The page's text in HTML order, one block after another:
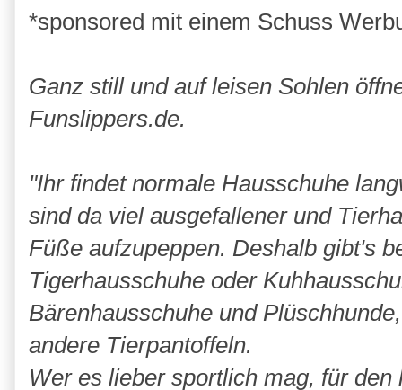
*sponsored mit einem Schuss
Ganz still und auf leisen Sohlen
Funslippers.de.
"Ihr findet normale Hausschuhe
sind da viel ausgefallener und
Füße aufzupeppen. Deshalb gibt's
Tigerhausschuhe oder
Bärenhausschuhe und
andere Tierpantoffeln.
Wer es lieber sportlich mag, für